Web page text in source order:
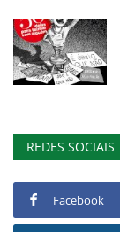
REDES SOCIAIS
Facebook